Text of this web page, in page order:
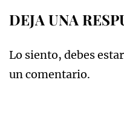
DEJA UNA
Lo siento, debes estar
un comentario.